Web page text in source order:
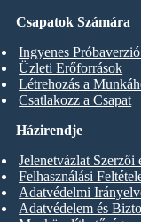
Csapatok Számára
Ingyenes
Üzleti Erőforrások
Létrehozás a
Csatlakozz a Csapat
Házirendje
Jelenetvázlat Szerzői
Felhasználási
Adatvédelmi
Adatvédelem és